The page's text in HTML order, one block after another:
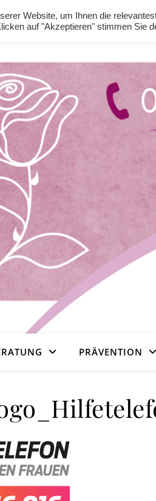
PRÄVENTION
Website, um Ihnen die
auf "Akzeptieren" stimmen Sie